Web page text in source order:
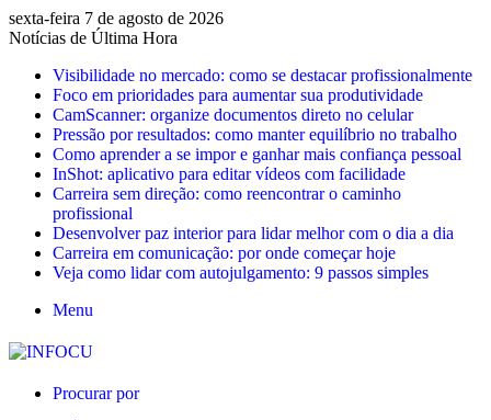
sexta-feira 7 de agosto de 2026
Notícias de Última Hora
Visibilidade no mercado: como se destacar profissionalmente
Foco em prioridades para aumentar sua produtividade
CamScanner: organize documentos direto no celular
Pressão por resultados: como manter equilíbrio no trabalho
Como aprender a se impor e ganhar mais confiança pessoal
InShot: aplicativo para editar vídeos com facilidade
Carreira sem direção: como reencontrar o caminho
profissional
Desenvolver paz interior para lidar melhor com o dia a dia
Carreira em comunicação: por onde começar hoje
Veja como lidar com autojulgamento: 9 passos simples
Menu
Procurar por